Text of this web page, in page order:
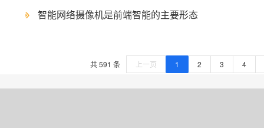
智能网络摄像机是前端智能的主要形态
共 591 条 上一页 1 2 3 4